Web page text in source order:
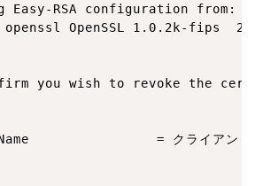
Easy-RSA configuration from: /
openssl OpenSSL 1.0.2k-fips  26
you wish to revoke the
= クライアント